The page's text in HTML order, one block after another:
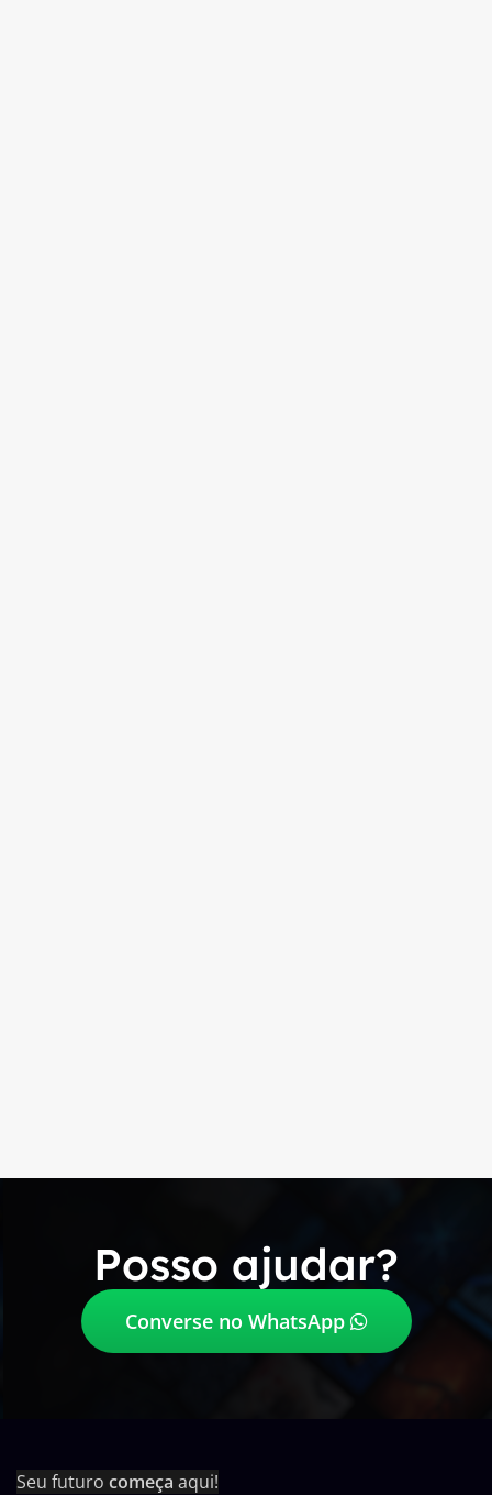
Posso ajudar?
Converse no WhatsApp
Seu futuro começa aqui!